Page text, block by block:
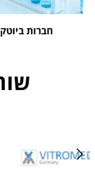
חברות ביוטק